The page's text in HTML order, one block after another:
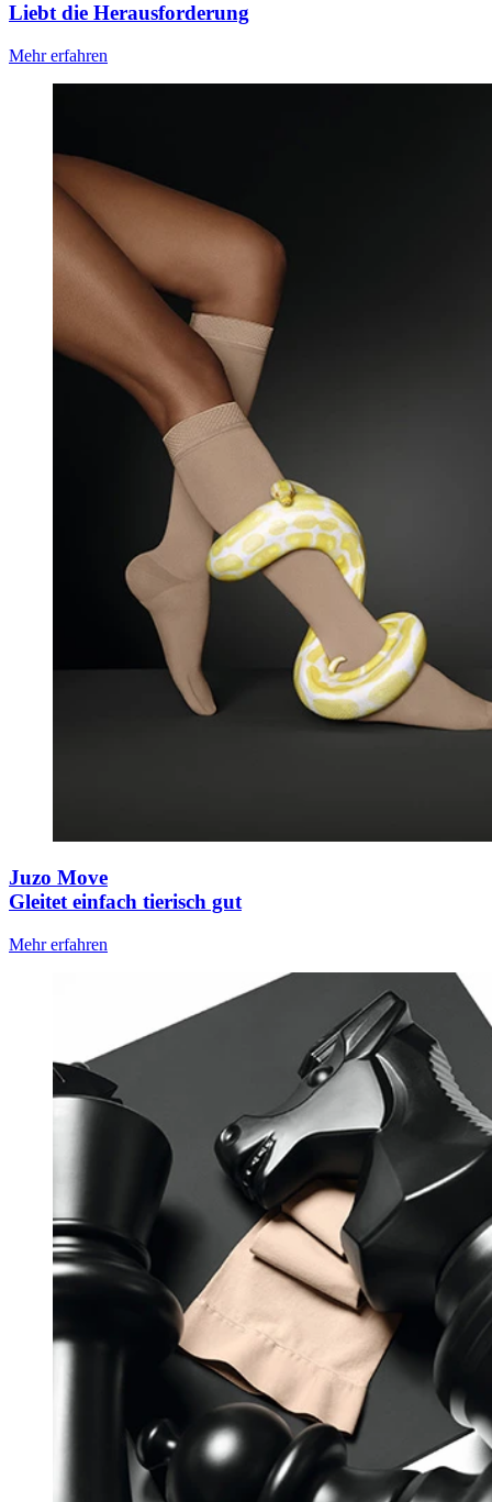
Liebt die Herausforderung
Mehr erfahren
Juzo Move
Gleitet einfach tierisch gut
Mehr erfahren